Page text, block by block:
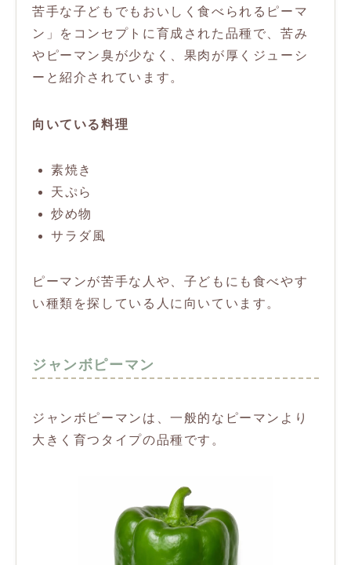
苦手な子どもでもおいしく食べられるピーマ
ン」をコンセプトに育成された品種で、苦み
やピーマン臭が少なく、果肉が厚くジューシ
ーと紹介されています。
向いている料理
素焼き
天ぷら
炒め物
サラダ風
ピーマンが苦手な人や、子どもにも食べやす
い種類を探している人に向いています。
ジャンボピーマン
ジャンボピーマンは、一般的なピーマンより
大きく育つタイプの品種です。